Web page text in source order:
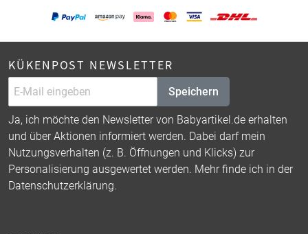
KÜKENPOST NEWSLETTER
Speichern
Ja, ich möchte den Newsletter von Babyartikel.de erhalten
und über Aktionen informiert werden. Dabei darf mein
Nutzungsverhalten (z. B. Öffnungen und Klicks) zur
Personalisierung ausgewertet werden. Mehr finde ich in der
Datenschutzerklärung.